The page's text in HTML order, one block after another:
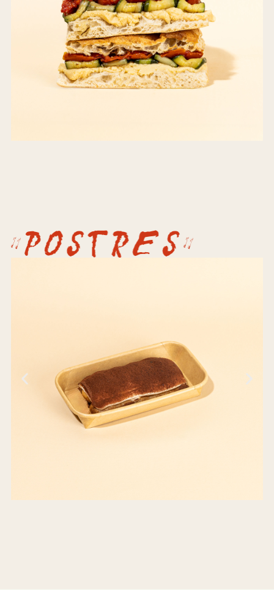
Hummus, calabacín a la plancha,
tomates semisecos
Order Now
Tiramisù
Order Now